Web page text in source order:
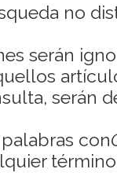
no
serán
serán
con